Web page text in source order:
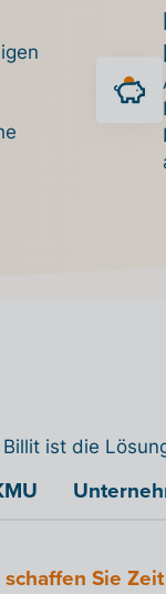
Billit ist die
Sie Zeit
zu mehr
digitalen
Peppol-
Point an